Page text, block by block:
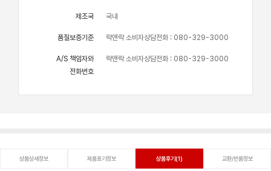
제조국 국내
품질보증기준 락앤락 소비자상담전화 : 080-329-3000
A/S 책임자와
전화번호
락앤락 소비자상담전화 : 080-329-3000
상품상세정보 제품표기정보 상품후기(1) 교환/반품정보